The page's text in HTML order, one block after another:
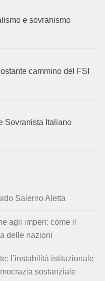
e sovranismo
cammino del FSI
Sovranista Italiano
Salerno Aletta
agli imperi: come il
delle nazioni
l’instabilità istituzionale
sostanziale